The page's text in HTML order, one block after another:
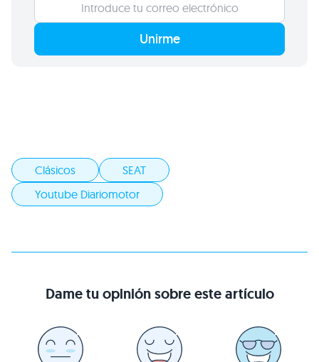
Unirme
Clásicos
SEAT
Youtube Diariomotor
Dame tu opinión sobre este artículo